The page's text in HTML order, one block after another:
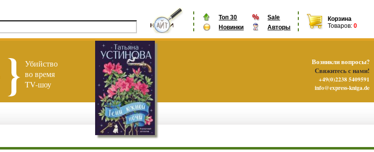
Топ 30
Sale
Новинки
Авторы
Корзина
Товаров: 0
Убийство
во время
TV-шоу
Возникли вопросы?
Свяжитесь с нами!
+49(0)2238 5409591
info@express-kniga.de